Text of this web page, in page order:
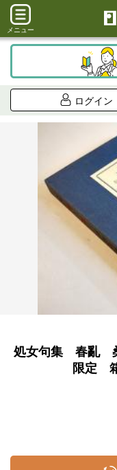
メニュー
ログイン
処女句集 春亂
限定